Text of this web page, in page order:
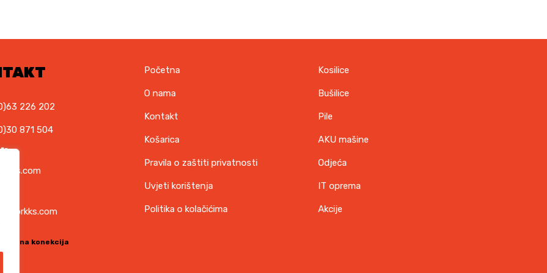
226 202
871 504
sigurna konekcija
Početna
O nama
Kontakt
Košarica
Pravila o zaštiti privatnosti
Uvjeti korištenja
Politika o kolačićima
Kosilice
Bušilice
Pile
AKU mašine
Odjeća
IT oprema
Akcije